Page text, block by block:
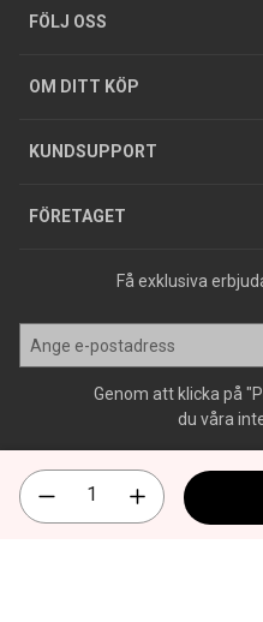
FÖLJ OSS
OM DITT KÖP
Integritetspolicy
GDPR
KUNDSUPPORT
Foldrar och kataloger
Köpguider
Varumärken
FÖRETAGET
Tjänster
Hållbarhet
Jobba hos oss
Press
Få exklusiva
Genom att klicka på
du våra